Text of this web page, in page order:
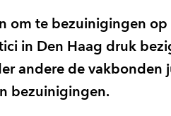
om te bezuinigingen
in Den Haag druk
andere de vakbonden
bezuinigingen.